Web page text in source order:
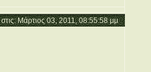
στις: Μάρτιος 03, 2011, 08:55:58 μμ